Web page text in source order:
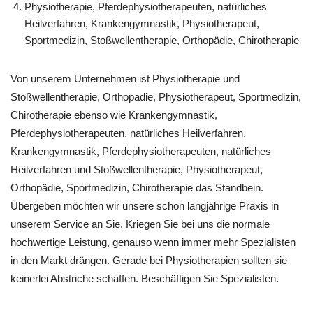
Physiotherapie, Pferdephysiotherapeuten, natürliches
Heilverfahren, Krankengymnastik, Physiotherapeut,
Sportmedizin, Stoßwellentherapie, Orthopädie, Chirotherapie
Von unserem Unternehmen ist Physiotherapie und
Stoßwellentherapie, Orthopädie, Physiotherapeut, Sportmedizin,
Chirotherapie ebenso wie Krankengymnastik,
Pferdephysiotherapeuten, natürliches Heilverfahren,
Krankengymnastik, Pferdephysiotherapeuten, natürliches
Heilverfahren und Stoßwellentherapie, Physiotherapeut,
Orthopädie, Sportmedizin, Chirotherapie das Standbein.
Übergeben möchten wir unsere schon langjährige Praxis in
unserem Service an Sie. Kriegen Sie bei uns die normale
hochwertige Leistung, genauso wenn immer mehr Spezialisten
in den Markt drängen. Gerade bei Physiotherapien sollten sie
keinerlei Abstriche schaffen. Beschäftigen Sie Spezialisten.